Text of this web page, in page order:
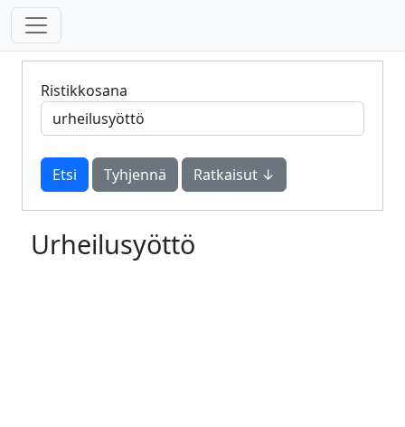
Ristikkosana
Tyhjennä Ratkaisut ↓
Urheilusyöttö